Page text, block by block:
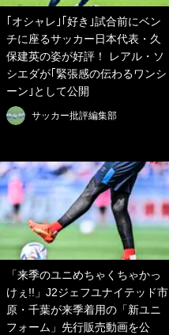
｢オシャレ｣｢好き｣試合前にベン
チに座るサッカー日本代表・久
保建英の姿が好評！ レアル・ソ
シエダが｢緊張感の伝わるワンシ
ーン｣として公開
サッカー批評編集部
「来季のユニめちゃくちゃかっ
けぇ!!」J2ジェフユナイテッド市
原・千葉が来季着用の「新ユニ
フォーム」先行販売動画を公